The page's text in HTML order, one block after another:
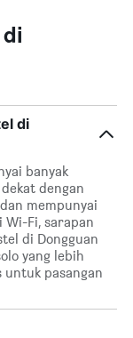
di
banyak
dengan
mempunyai
Wi-Fi, sarapan
di Dongguan
yang lebih
untuk pasangan